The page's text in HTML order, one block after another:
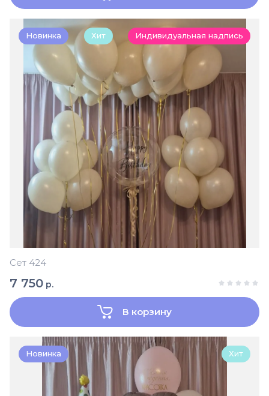
Новинка Хит Индивидуальная надпись
Сет 424
7 750 р.
В корзину
Новинка Хит